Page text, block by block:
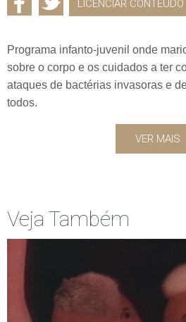
LICENCIAR CONTEÚDO
Programa infanto-juvenil onde
sobre o corpo e os cuidados a ter
ataques de bactérias invasoras e
todos.
VER MAIS
Veja Também